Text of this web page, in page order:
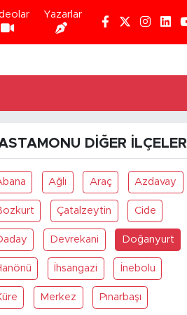
Yazarlar
DIĞER İLÇELER
Ağlı Araç Azdavay
Çatalzeytin Cide
Devrekani Doğanyurt
İhsangazi İnebolu
Merkez Pınarbaşı